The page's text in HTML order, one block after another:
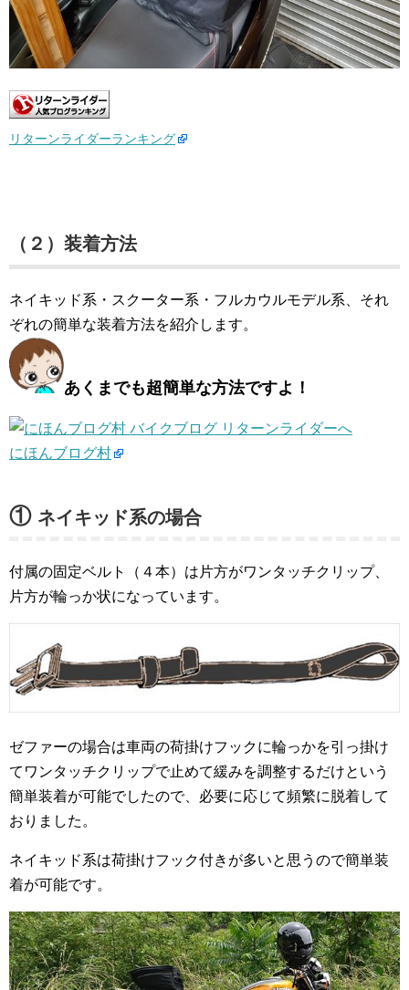
リターンライダーランキング
（２）装着方法
ネイキッド系・スクーター系・フルカウルモデル系、それ
ぞれの簡単な装着方法を紹介します。
あくまでも超簡単な方法ですよ！
にほんブログ村
① ネイキッド系の場合
付属の固定ベルト（４本）は片方がワンタッチクリップ、
片方が輪っか状になっています。
ゼファーの場合は車両の荷掛けフックに輪っかを引っ掛け
てワンタッチクリップで止めて緩みを調整するだけという
簡単装着が可能でしたので、必要に応じて頻繁に脱着して
おりました。
ネイキッド系は荷掛けフック付きが多いと思うので簡単装
着が可能です。